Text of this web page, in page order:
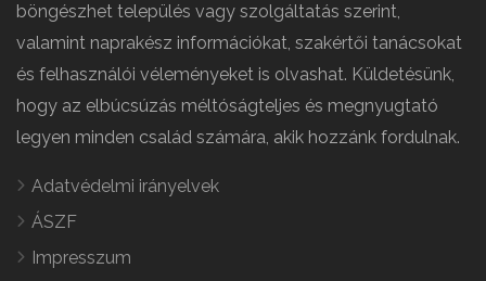
böngészhet település vagy szolgáltatás szerint,
valamint naprakész információkat, szakértői tanácsokat
és felhasználói véleményeket is olvashat. Küldetésünk,
hogy az elbúcsúzás méltóságteljes és megnyugtató
legyen minden család számára, akik hozzánk fordulnak.
Adatvédelmi irányelvek
ÁSZF
Impresszum